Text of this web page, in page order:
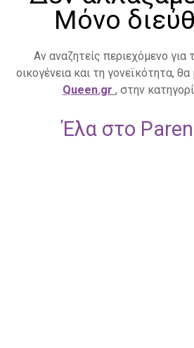
Μόνο
Αν αναζητείς περιεχόμενο για
οικογένεια και τη γονεϊκότητα,
Queen.gr , στην
Έλα στο